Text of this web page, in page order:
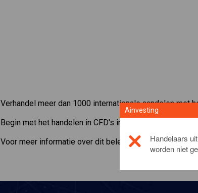
Verhandel meer dan 1000 internationale aandelen met
Begin met het handelen in CFD's in
Voor meer informatie over dit beleggingsproduct,
Ainvesting
Handelaars
worden niet